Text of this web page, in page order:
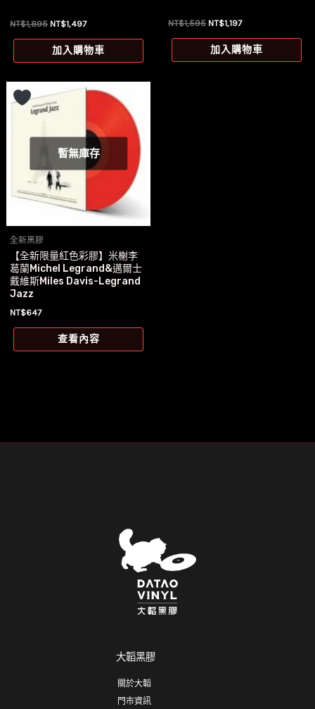
NT$1,895 原
價
格：
NT$1,497目
價
格：
加入購物車
NT$1,595 原
價
格：
NT$1,197目
價
格：
加入購物車
暫無庫存
全新黑膠
【全新限量紅色彩膠】米榭李
葛蘭Michel Legrand&邁爾士
戴維斯Miles Davis-Legrand
Jazz
NT$647
查看內容
大韜黑膠
關於大韜
門市資訊